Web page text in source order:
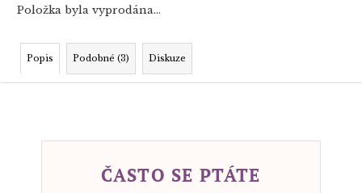
Položka byla vyprodána…
Popis Podobné (3) Diskuze
ČASTO SE PTÁTE